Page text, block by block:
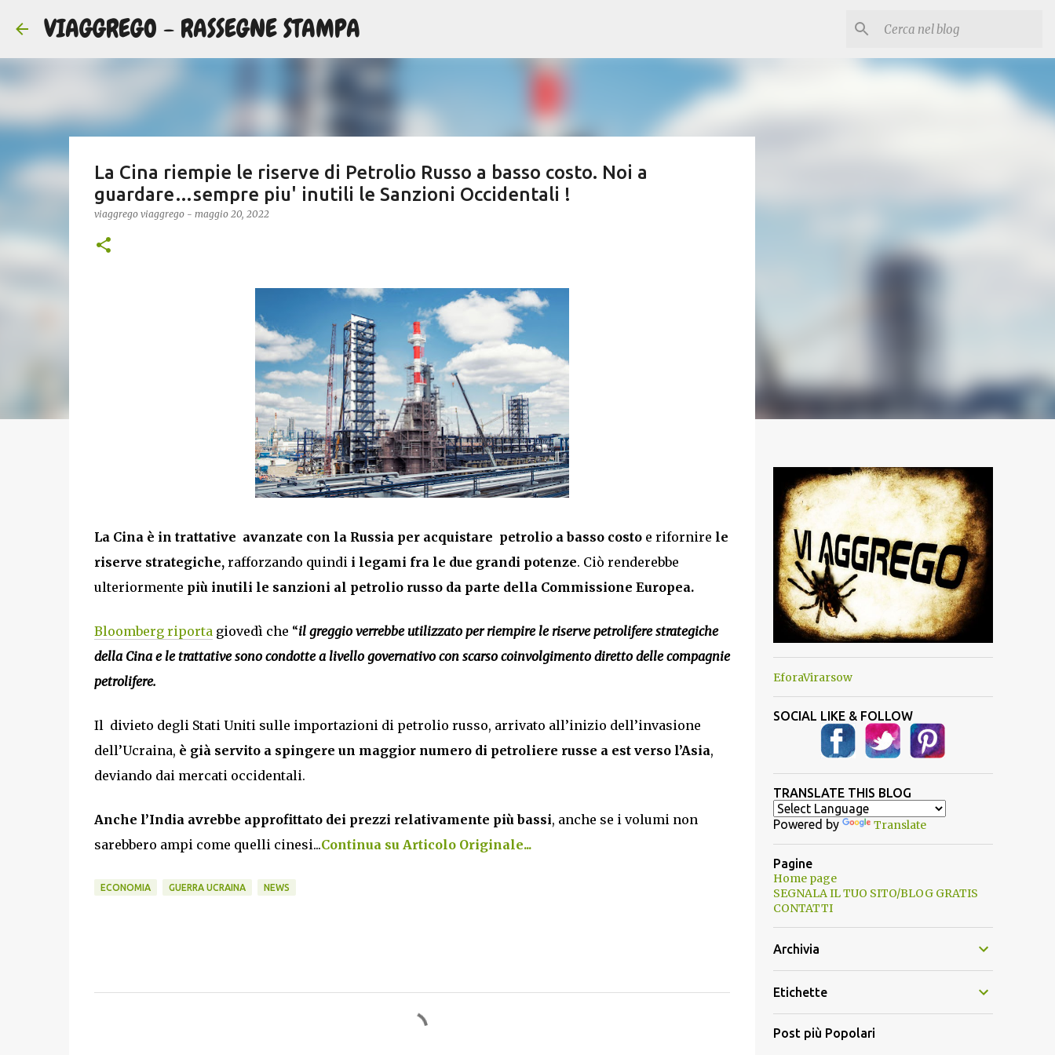
VIAGGREGO - RASSEGNE STAMPA
La Cina riempie le riserve di Petrolio Russo a basso costo. Noi a
guardare…sempre piu' inutili le Sanzioni Occidentali !
viaggrego viaggrego - maggio 20, 2022
La Cina è in trattative avanzate con la Russia per acquistare petrolio a basso costoe rifornire le
riserve strategiche,rafforzando quindi i legami fra le due grandi potenze. Ciò renderebbe
ulteriormente più inutili le sanzioni al petrolio russo da parte della Commissione Europea.
Bloomberg riporta giovedì che “il greggio verrebbe utilizzato per riempire le riserve petrolifere strategiche
della Cina e le trattative sono condotte a livello governativo con scarso coinvolgimento diretto delle compagnie
petrolifere.
Il divieto degli Stati Uniti sulle importazioni di petrolio russo, arrivato all’inizio dell’invasione
dell’Ucraina, è già servito a spingere un maggior numero di petroliere russe a est verso l’Asia,
deviando dai mercati occidentali.
Anche l’India avrebbe approfittato dei prezzi relativamente più bassi, anche se i volumi non
sarebbero ampi come quelli cinesi...Continua su Articolo Originale...
ECONOMIA GUERRA UCRAINA NEWS
EforaVirarsow
SOCIAL LIKE & FOLLOW
TRANSLATE THIS BLOG
Powered by Translate
Pagine
Home page
SEGNALA IL TUO SITO/BLOG GRATIS
CONTATTI
Archivia
Etichette
Post più Popolari